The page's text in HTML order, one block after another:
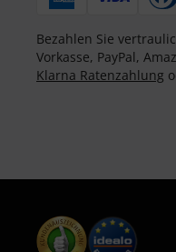
Bezahlen Sie
Vorkasse, PayPal,
Klarna Ratenzahlung